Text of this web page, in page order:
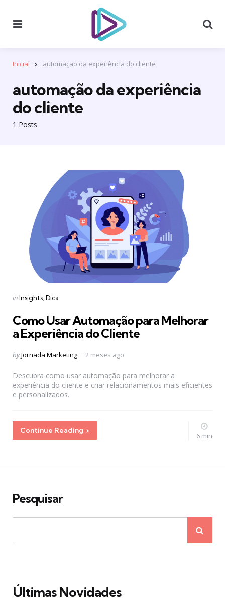
Inicial automação da experiência do cliente
1 Posts
automação da experiência
do cliente
Categories
Posted
inInsights Dica
Como Usar Automação para Melhorar
a Experiência do Cliente
Posted
byJornada Marketing 2 meses ago
Descubra como usar automação para melhorar a
experiência do cliente e criar relacionamentos mais eficientes
e personalizados.
Continue Reading
6 min
Pesquisar
Últimas Novidades